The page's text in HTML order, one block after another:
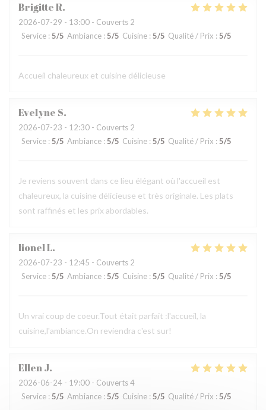
BrigitteR
2026-07-29 - 13:00 - Couverts 2
Service : 5/5 Ambiance : 5/5 Cuisine : 5/5 Qualité / Prix : 5/5
Accueil chaleureux et cuisine délicieuse
Evelyne S
2026-07-23 - 12:30 - Couverts 2
Service : 5/5 Ambiance : 5/5 Cuisine : 5/5 Qualité / Prix : 5/5
Je reviens souvent dans ce lieu élégant où l'accueil est
chaleureux, la cuisine délicieuse et très originale. Les plats
sont raffinés et les prix abordables.
lionelL
2026-07-23 - 12:45 - Couverts 2
Service : 5/5 Ambiance : 5/5 Cuisine : 5/5 Qualité / Prix : 5/5
Un vrai coup de coeur.Tout était parfait :l'accueil, la
cuisine,l'ambiance.On reviendra c'est sur!
EllenJ
2026-06-24 - 19:00 - Couverts 4
Service : 5/5 Ambiance : 5/5 Cuisine : 5/5 Qualité / Prix :5/5